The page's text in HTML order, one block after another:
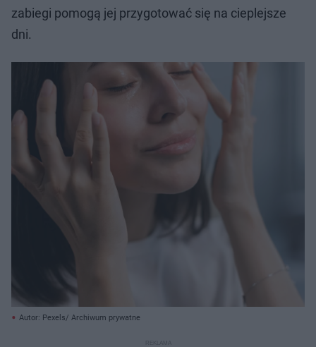
zabiegi pomogą jej przygotować się na cieplejsze
dni.
Autor: Pexels/ Archiwum prywatne